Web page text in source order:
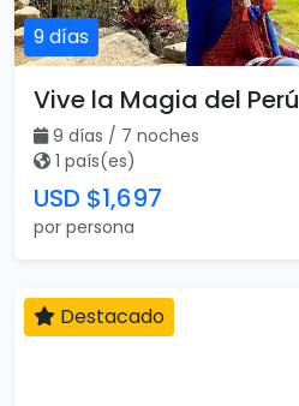
9 días
Vive la Magia del Perú
9 días / 7 noches
1 país(es)
USD $1,697
por persona
Destacado